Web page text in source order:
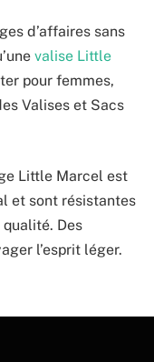
d’affaires sans
valise Little
pour femmes,
Valises et Sacs
Little Marcel est
et sont résistantes
Des
l’esprit léger.